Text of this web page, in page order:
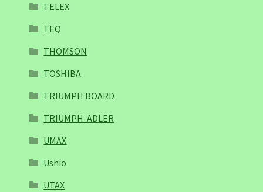
TELEX
TEQ
THOMSON
TOSHIBA
TRIUMPH BOARD
TRIUMPH-ADLER
UMAX
Ushio
UTAX